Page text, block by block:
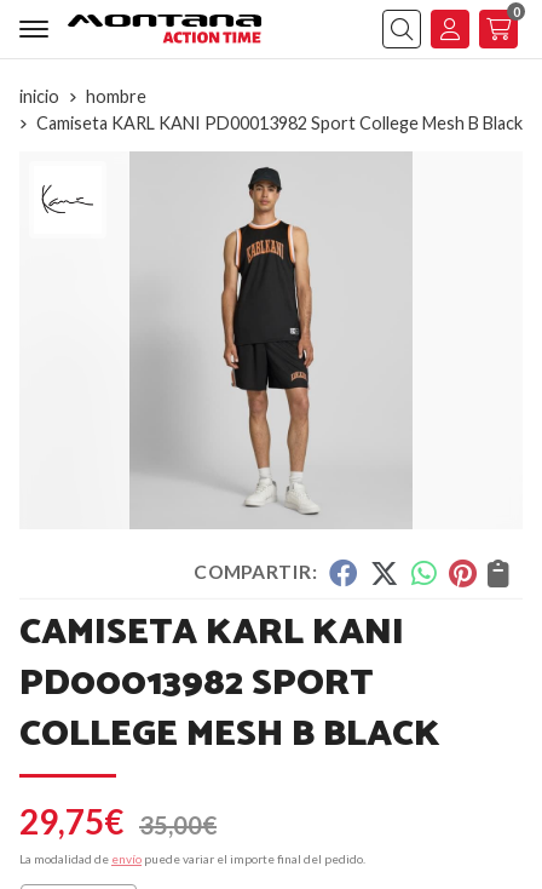
Buscar
0
inicio
hombre
Camiseta KARL KANI PD00013982 Sport College Mesh B Black
COMPARTIR:
CAMISETA KARL KANI
PD00013982 SPORT
COLLEGE MESH B BLACK
29,75€ 35,00€
La modalidad de envío puede variar el importe final del pedido.